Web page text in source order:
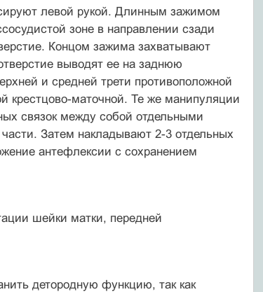
левой рукой. Длинным зажимом
зоне в направлении сзади
Концом зажима захватывают
выводят ее на заднюю
и средней трети противоположной
крестцово-маточной. Те же манипуляции
связок между со­бой отдельными
Затем накладывают 2-3 отдельных
антефлексии с сохранением
шейки матки, передней
детородную функцию, так как